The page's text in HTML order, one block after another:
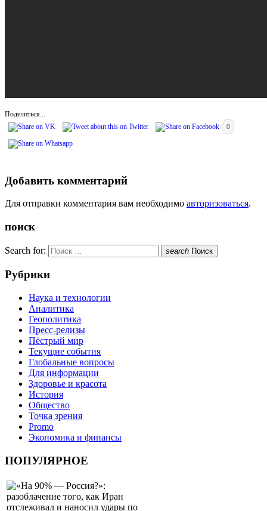
Поделиться...
0
Добавить комментарий
Для отправки комментария вам необходимо авторизоваться.
поиск
Search for: search Поиск
Рубрики
Наука и технологии
Аналитика
Геополитика
Пресс-релизы
Пёстрый мир
Текущие события
Глобальные вопросы
Для информации
Здоровье и красота
История
Общество
Точка зрения
Promo
Экономика и финансы
ПОПУЛЯРНОЕ